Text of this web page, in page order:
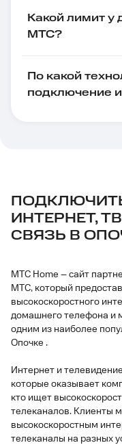
Какой лимит у
МТС?
По какой
подключение
ИНТЕРНЕТ,
СВЯЗЬ В
МТС Home – сайт
МТС, который
высокоскоростного
домашнего телефона и
одним из наиболее
Опочке .
Интернет и
которые оказывает
кто ищет
телеканалов. Клиенты
высокоскоростным
телеканалы на разных